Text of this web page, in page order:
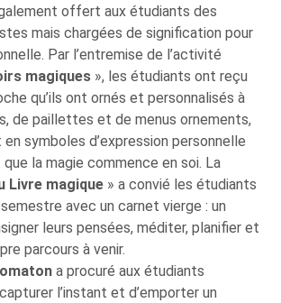
offert aux étudiants des
mais chargées de signification pour
Par l’entremise de l’activité
magiques », les étudiants ont reçu
qu’ils ont ornés et personnalisés à
de paillettes et de menus ornements,
symboles d’expression personnelle
la magie commence en soi. La
Livre magique » a convié les étudiants
avec un carnet vierge : un
leurs pensées, méditer, planifier et
parcours à venir.
a procuré aux étudiants
l’instant et d’emporter un